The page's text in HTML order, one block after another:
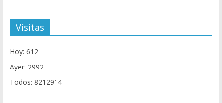
Visitas
Hoy: 612
Ayer: 2992
Todos: 8212914